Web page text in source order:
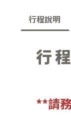
行程說明
行
**請